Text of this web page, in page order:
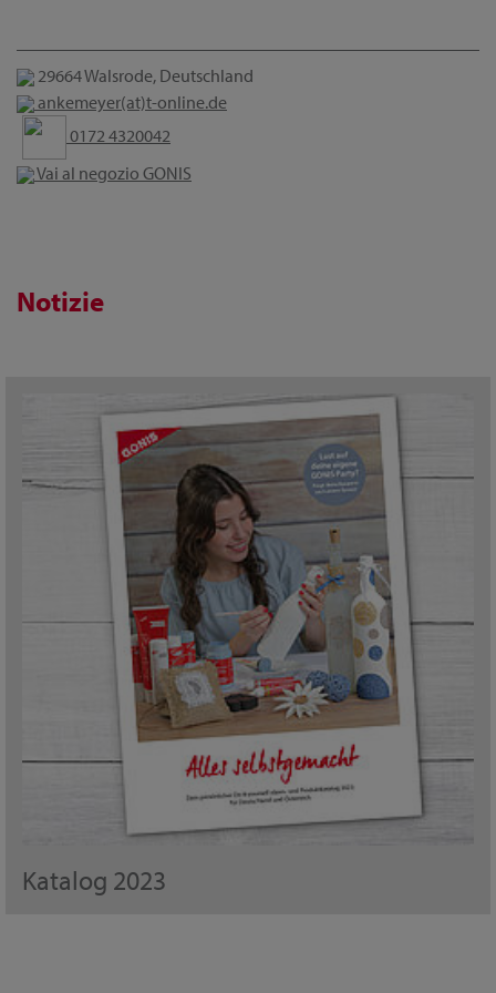
29664 Walsrode, Deutschland
ankemeyer(at)t-online.de
0172 4320042
Vai al negozio GONIS
Notizie
Katalog 2023